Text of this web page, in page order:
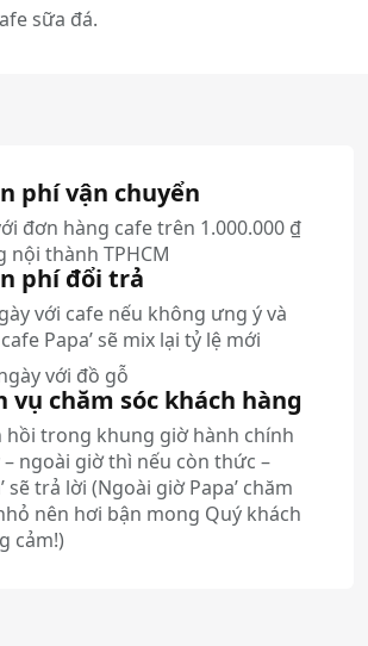
sữa đá.
phí vận chuyển
đơn hàng cafe trên 1.000.000 ₫
nội thành TPHCM
phí đổi trả
với cafe nếu không ưng ý và
Papa’ sẽ mix lại tỷ lệ mới
với đồ gỗ
vụ chăm sóc khách hàng
hồi trong khung giờ hành chính
– ngoài giờ thì nếu còn thức –
sẽ trả lời (Ngoài giờ Papa’ chăm
nên hơi bận mong Quý khách
cảm!)